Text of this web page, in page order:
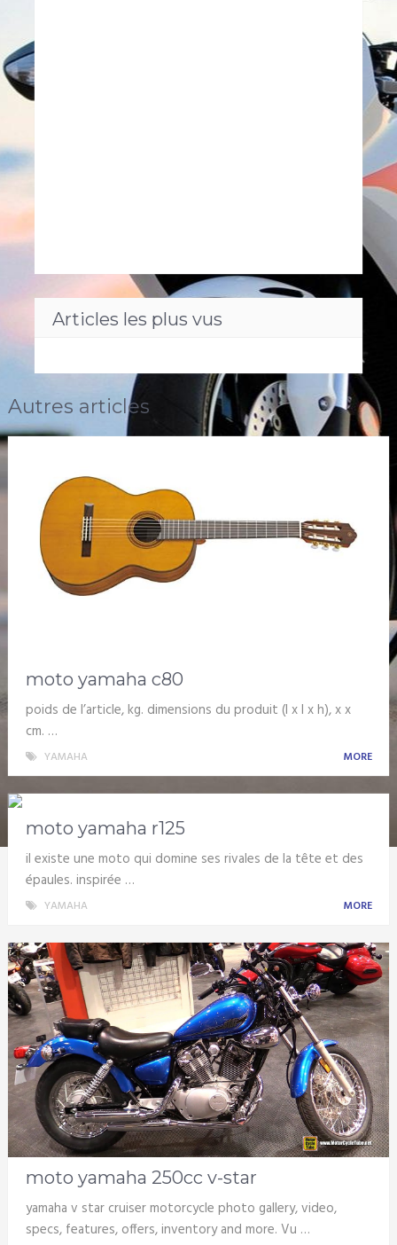
Articles les plus vus
Autres articles
moto yamaha c80
poids de l’article, kg. dimensions du produit (l x l x h), x x
cm. …
YAMAHA MORE
moto yamaha r125
il existe une moto qui domine ses rivales de la tête et des
épaules. inspirée …
YAMAHA MORE
moto yamaha 250cc v-star
yamaha v star cruiser motorcycle photo gallery, video,
specs, features, offers, inventory and more. Vu …